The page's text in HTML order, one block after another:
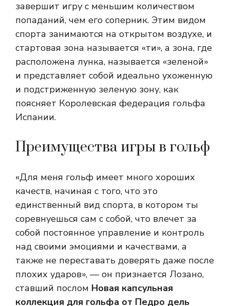
завершит игру с меньшим количеством
попаданий, чем его соперник. Этим видом
спорта занимаются на открытом воздухе, и
стартовая зона называется «ти», а зона, где
расположена лунка, называется «зеленой»
и представляет собой идеально ухоженную
и подстриженную зеленую зону, как
поясняет Королевская федерация гольфа
Испании.
Преимущества игры в гольф
«Для меня гольф имеет много хороших
качеств, начиная с того, что это
единственный вид спорта, в котором ты
соревнуешься сам с собой, что влечет за
собой постоянное управление и контроль
над своими эмоциями и качествами, а
также не переставать доверять даже после
плохих ударов», — он признается Лозано,
ставший послом Новая капсульная
коллекция для гольфа от Педро дель